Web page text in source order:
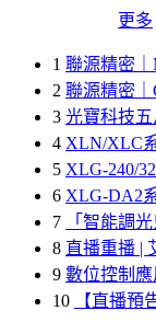
更多
1 聯源精密
2 聯源精密
3 光寶科技
4 XLN/XLC
5 XLG-240/
6 XLG-DA2
7
「智能調
8 直播重播 |
9 數位控制
10
【直播預